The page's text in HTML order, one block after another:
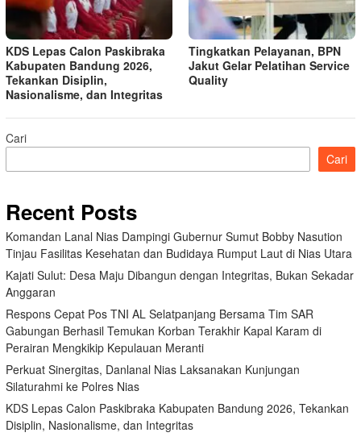
KDS Lepas Calon Paskibraka
Kabupaten Bandung 2026,
Tekankan Disiplin,
Nasionalisme, dan Integritas
Tingkatkan Pelayanan, BPN
Jakut Gelar Pelatihan Service
Quality
Cari
Cari
Recent Posts
Komandan Lanal Nias Dampingi Gubernur Sumut Bobby Nasution
Tinjau Fasilitas Kesehatan dan Budidaya Rumput Laut di Nias Utara
Kajati Sulut: Desa Maju Dibangun dengan Integritas, Bukan Sekadar
Anggaran
Respons Cepat Pos TNI AL Selatpanjang Bersama Tim SAR
Gabungan Berhasil Temukan Korban Terakhir Kapal Karam di
Perairan Mengkikip Kepulauan Meranti
Perkuat Sinergitas, Danlanal Nias Laksanakan Kunjungan
Silaturahmi ke Polres Nias
KDS Lepas Calon Paskibraka Kabupaten Bandung 2026, Tekankan
Disiplin, Nasionalisme, dan Integritas